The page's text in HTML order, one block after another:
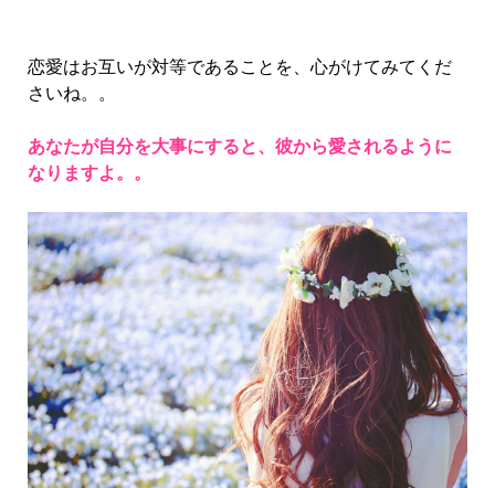
恋愛はお互いが対等であることを、心がけてみてくだ
さいね。。
あなたが自分を大事にすると、彼から愛されるように
なりますよ。。